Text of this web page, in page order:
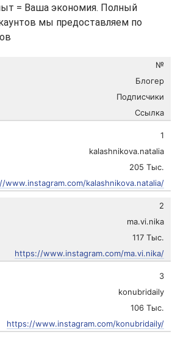
= Ваша экономия. Полный
мы предоставляем по
№
Блогер
Подписчики
Ссылка
1
kalashnikova.natalia
205 Тыс.
www.instagram.com/kalashnikova.natalia/
2
ma.vi.nika
117 Тыс.
https://www.instagram.com/ma.vi.nika/
3
konubridaily
106 Тыс.
https://www.instagram.com/konubridaily/